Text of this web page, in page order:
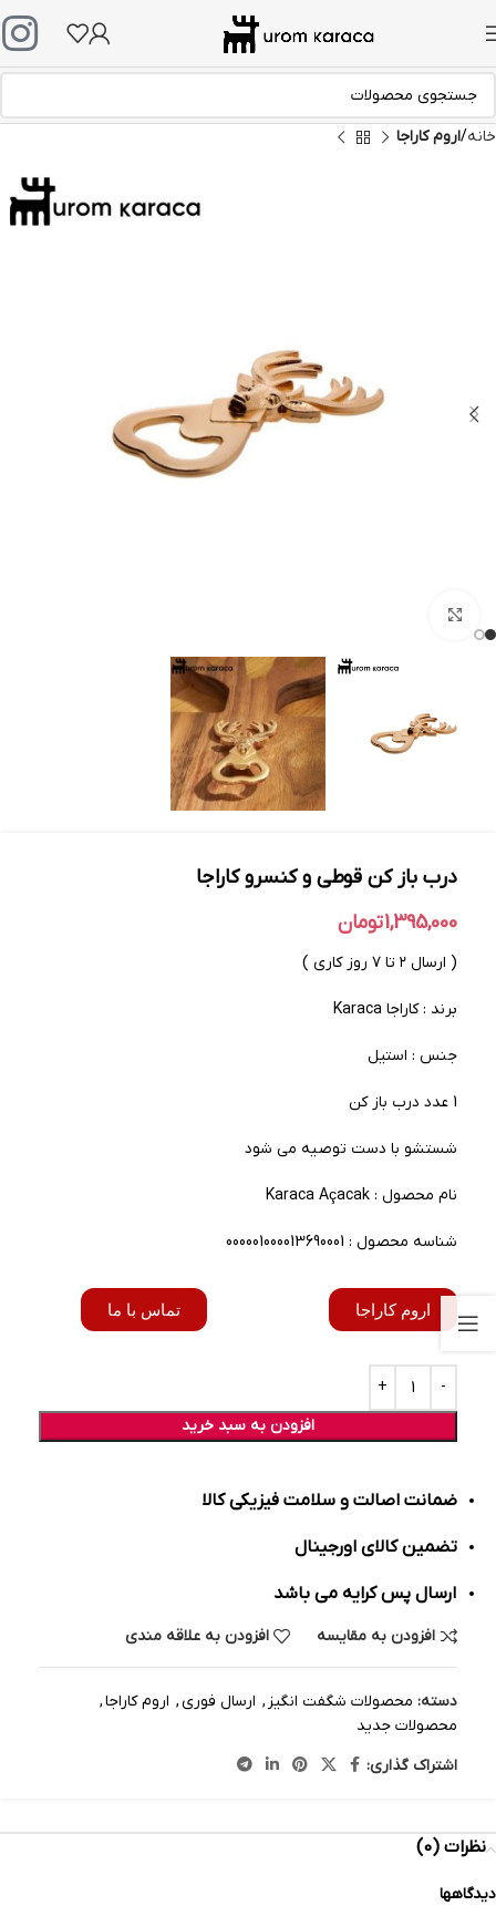
خانه اروم کاراجا
درب باز کن قوطی و کنسرو کاراجا
1,395,000تومان
( ارسال ۲ تا ۷ روز کاری )
برند : کاراجا Karaca
جنس : استیل
1 عدد درب باز کن
شستشو با دست توصیه می شود
نام محصول : Karaca Açacak
شناسه محصول : 000001000013690001
اروم کاراجا تماس با ما
افزودن به سبد خرید
ضمانت اصالت و سلامت فیزیکی کالا
تضمین کالای اورجینال
ارسال پس کرایه می باشد
افزودن به مقایسه افزودن به علاقه مندی
دسته: محصولات شگفت انگیز , ارسال فوری, اروم کاراجا,
محصولات جدید
اشتراک گذاری:
نظرات (0)
دیدگاهها